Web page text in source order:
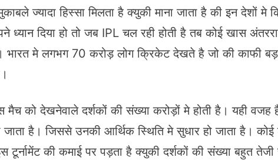
ज्यादा हिस्सा मिलता है क्युकी माना जाता है की इन देशों मे
दिया हो तो जब IPL चल रही होती है तब कोई खास
मे लगभग 70 करोड़ लोग क्रिकेट देखते है जो की काफी
मैच को देखनेवाले दर्शकों की संख्या करोड़ों मे होती है। यही
है। जिससे उनकी आर्थिक स्थिति मे सुधार हो जाता है। कोई
टूर्नामेंट की कमाई पर पड़ता है क्युकी दर्शकों की संख्या बहुत